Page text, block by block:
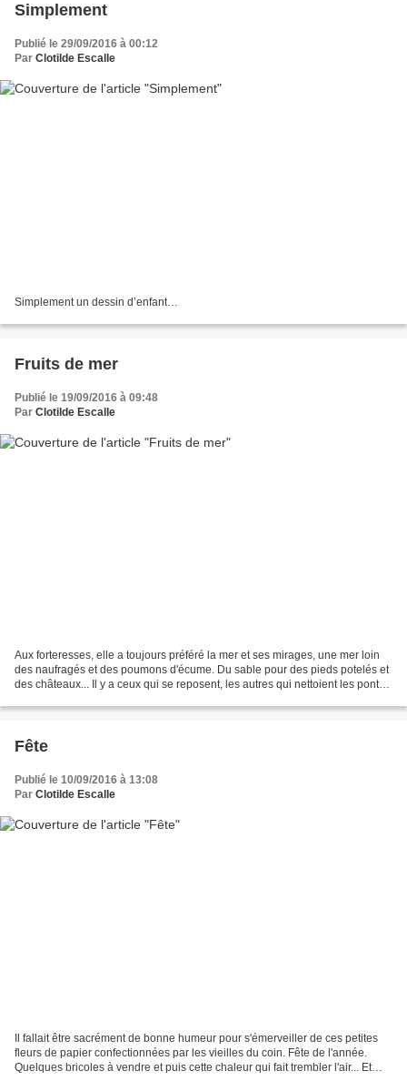
Simplement
Publié le 29/09/2016 à 00:12
Par Clotilde Escalle
Simplement un dessin d’enfant…
Fruits de mer
Publié le 19/09/2016 à 09:48
Par Clotilde Escalle
Aux forteresses, elle a toujours préféré la mer et ses mirages, une mer loin
des naufragés et des poumons d'écume. Du sable pour des pieds potelés et
des châteaux... Il y a ceux qui se reposent, les autres qui nettoient les ponts
Fête
Publié le 10/09/2016 à 13:08
Par Clotilde Escalle
Il fallait être sacrément de bonne humeur pour s'émerveiller de ces petites
fleurs de papier confectionnées par les vieilles du coin. Fête de l'année.
Quelques bricoles à vendre et puis cette chaleur qui fait trembler l'air... Et